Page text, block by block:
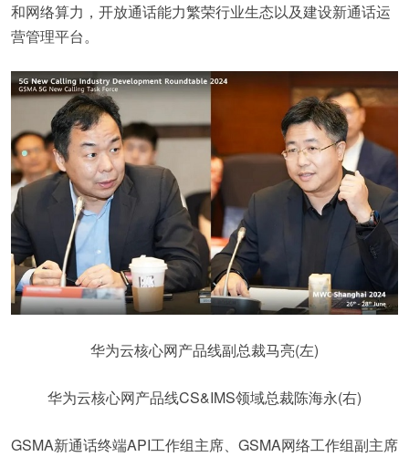
和网络算力，开放通话能力繁荣行业生态以及建设新通话运
营管理平台。
华为云核心网产品线副总裁马亮(左)
华为云核心网产品线CS&IMS领域总裁陈海永(右)
GSMA新通话终端API工作组主席、GSMA网络工作组副主席